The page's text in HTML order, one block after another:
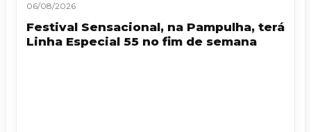
06/08/2026
Festival Sensacional, na Pampulha, terá
Linha Especial 55 no fim de semana